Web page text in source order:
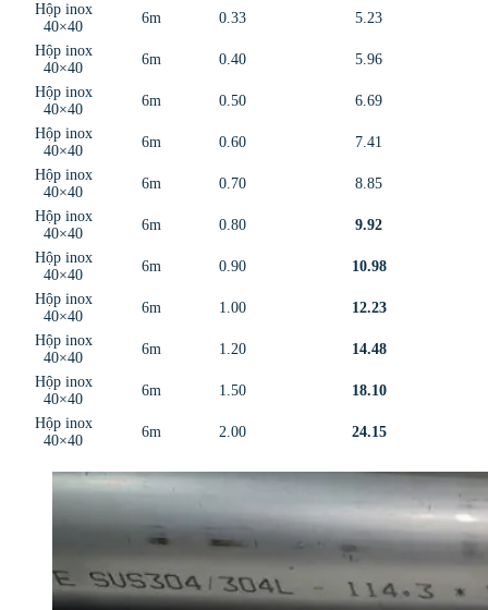
Hộp inox
40×40
6m 0.33
5.23
Hộp inox
40×40
6m 0.40
5.96
Hộp inox
40×40
6m 0.50
6.69
Hộp inox
40×40
6m 0.60
7.41
Hộp inox
40×40
6m 0.70
8.85
Hộp inox
40×40
6m 0.80
9.92
Hộp inox
40×40
6m 0.90
10.98
Hộp inox
40×40
6m 1.00
12.23
Hộp inox
40×40
6m 1.20
14.48
Hộp inox
40×40
6m 1.50
18.10
Hộp inox
40×40
6m 2.00 24.15